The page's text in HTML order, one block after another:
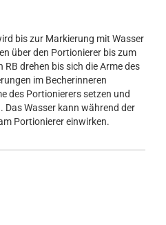
bis zur Markierung mit Wasser
über den Portionierer bis zum
drehen bis sich die Arme des
im Becherinneren
des Portionierers setzen und
Das Wasser kann während der
Portionierer einwirken.